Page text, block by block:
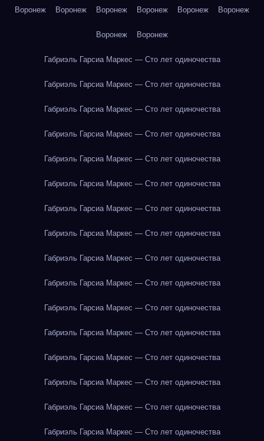
Воронеж Воронеж Воронеж Воронеж Воронеж Воронеж
Воронеж Воронеж
Габриэль Гарсиа Маркес — Сто лет одиночества
Габриэль Гарсиа Маркес — Сто лет одиночества
Габриэль Гарсиа Маркес — Сто лет одиночества
Габриэль Гарсиа Маркес — Сто лет одиночества
Габриэль Гарсиа Маркес — Сто лет одиночества
Габриэль Гарсиа Маркес — Сто лет одиночества
Габриэль Гарсиа Маркес — Сто лет одиночества
Габриэль Гарсиа Маркес — Сто лет одиночества
Габриэль Гарсиа Маркес — Сто лет одиночества
Габриэль Гарсиа Маркес — Сто лет одиночества
Габриэль Гарсиа Маркес — Сто лет одиночества
Габриэль Гарсиа Маркес — Сто лет одиночества
Габриэль Гарсиа Маркес — Сто лет одиночества
Габриэль Гарсиа Маркес — Сто лет одиночества
Габриэль Гарсиа Маркес — Сто лет одиночества
Габриэль Гарсиа Маркес — Сто лет одиночества